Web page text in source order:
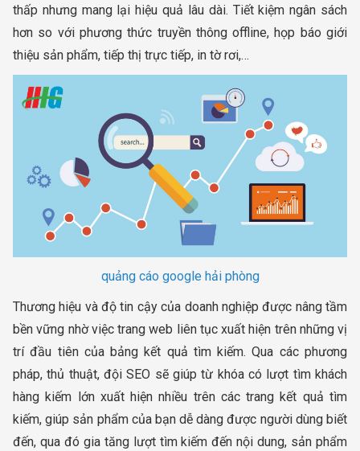
thấp nhưng mang lại hiệu quả lâu dài. Tiết kiệm ngân sách
hơn so với phương thức truyền thông offline, họp báo giới
thiệu sản phẩm, tiếp thị trực tiếp, in tờ rơi,…
quảng cáo google hải phòng
Thương hiệu và độ tin cậy của doanh nghiệp được nâng tầm
bền vững nhờ việc trang web liên tục xuất hiện trên những vị
trí đầu tiên của bảng kết quả tìm kiếm. Qua các phương
pháp, thủ thuật, đội SEO sẽ giúp từ khóa có lượt tìm khách
hàng kiếm lớn xuất hiện nhiều trên các trang kết quả tìm
kiếm, giúp sản phẩm của bạn dễ dàng được người dùng biết
đến, qua đó gia tăng lượt tìm kiếm đến nội dung, sản phẩm